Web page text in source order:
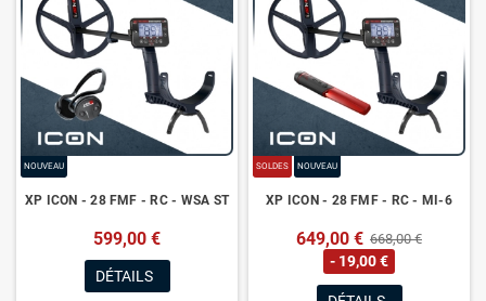
NOUVEAU
XP ICON - 28 FMF - RC - WSA ST
599,00 €
DÉTAILS
SOLDES NOUVEAU
XP ICON - 28 FMF - RC - MI-6
649,00 € 668,00 €
- 19,00 €